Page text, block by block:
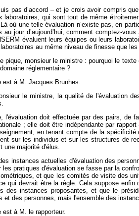
pas d’accord – et je crois avoir compris
laboratoires, qui sont tout de même
où une telle évaluation n’existe pas, en
au jour d’aujourd’hui, comment comptez-
évaluent leurs équipes ou leurs
au même niveau de finesse que
pique, monsieur le ministre : pourquoi le
réglementaire ?
est à M. Jacques Brunhes.
le ministre, la qualité de l'évaluation
l'évaluation doit effectuée par des pairs, de
; elle doit être indépendante par
en tenant compte de la
sur les individus et sur les structures de
une majorité d'élus.
instances actuelles d'évaluation des
les pratiques d'évaluation se fasse par la
et que les comités de visite des
qui devrait être la règle. Cela suppose
des instances proposantes, et que le
et des personnes, mais l'ensemble des
est à M. le rapporteur.